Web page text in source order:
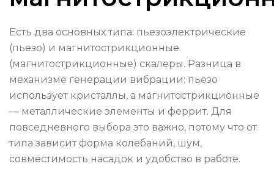
Есть два основных типа: пьезоэлектрические
(пьезо) и магнитострикционные
(магнитострикционные) скалеры. Разница в
механизме генерации вибрации: пьезо
использует кристаллы, а магнитострикционные
— металлические элементы и феррит. Для
повседневного выбора это важно, потому что от
типа зависит форма колебаний, шум,
совместимость насадок и удобство в работе.